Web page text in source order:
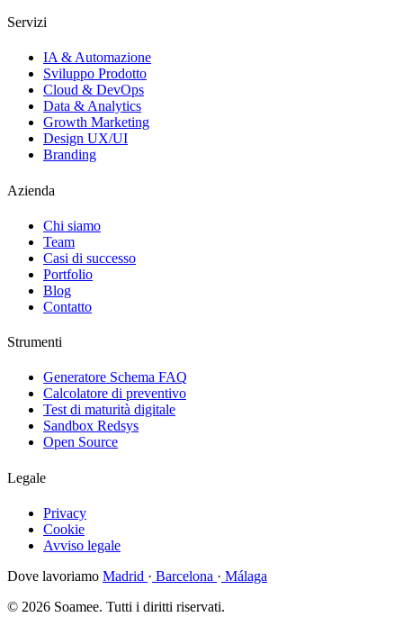
Servizi
IA & Automazione
Sviluppo Prodotto
Cloud & DevOps
Data & Analytics
Growth Marketing
Design UX/UI
Branding
Azienda
Chi siamo
Team
Casi di successo
Portfolio
Blog
Contatto
Strumenti
Generatore Schema FAQ
Calcolatore di preventivo
Test di maturità digitale
Sandbox Redsys
Open Source
Legale
Privacy
Cookie
Avviso legale
Dove lavoriamo Madrid · Barcelona · Málaga
© 2026 Soamee. Tutti i diritti riservati.